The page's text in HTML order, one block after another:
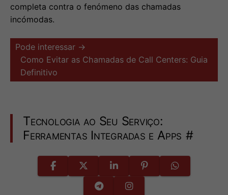
completa contra o fenómeno das chamadas
incómodas.
Pode interessar →
Como Evitar as Chamadas de Call Centers: Guia
Definitivo
Tecnologia ao Seu Serviço:
Ferramentas Integradas e Apps #